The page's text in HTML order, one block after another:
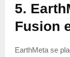
5.
Fusion
EarthMeta se